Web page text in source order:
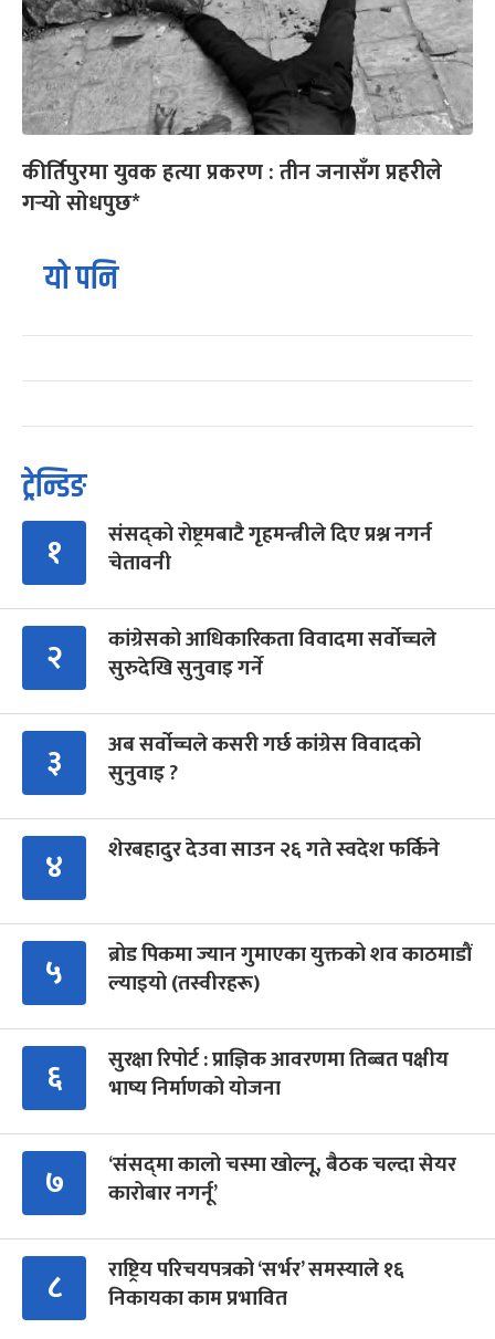
कीर्तिपुरमा युवक हत्या प्रकरण : तीन जनासँग प्रहरीले
गर्‍यो सोधपुछ*
यो पनि
ट्रेन्डिङ
१
संसद्को रोष्ट्रमबाटै गृहमन्त्रीले दिए प्रश्न नगर्न
चेतावनी
२
कांग्रेसको आधिकारिकता विवादमा सर्वोच्चले
सुरुदेखि सुनुवाइ गर्ने
३
अब सर्वोच्चले कसरी गर्छ कांग्रेस विवादको
सुनुवाइ ?
४ शेरबहादुर देउवा साउन २६ गते स्वदेश फर्किने
५
ब्रोड पिकमा ज्यान गुमाएका युक्तको शव काठमाडौं
ल्याइयो (तस्वीरहरू)
६
सुरक्षा रिपोर्ट : प्राज्ञिक आवरणमा तिब्बत पक्षीय
भाष्य निर्माणको योजना
७
‘संसद्‍मा कालो चस्मा खोल्नू, बैठक चल्दा सेयर
कारोबार नगर्नू’
८
राष्ट्रिय परिचयपत्रको ‘सर्भर’ समस्याले १६
निकायका काम प्रभावित